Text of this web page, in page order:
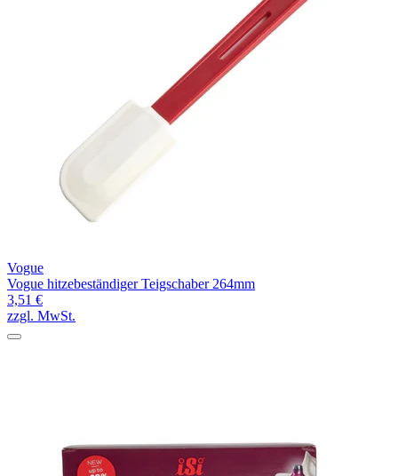
Vogue
Vogue hitzebeständiger Teigschaber 264mm
3,51 €
zzgl. MwSt.